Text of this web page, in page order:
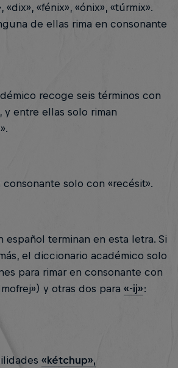
«dix», «fénix», «ónix», «túrmix».
de ellas rima en consonante
recoge seis términos con
, y entre ellas solo riman
consonante solo con «recésit».
español terminan en esta letra. Si
el diccionario académico solo
para rimar en consonante con
y otras dos para «-ij»:
«kétchup»,